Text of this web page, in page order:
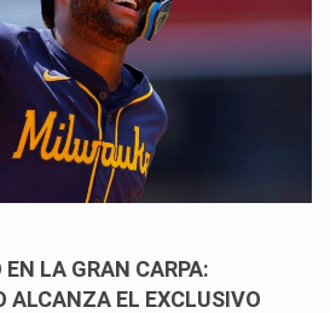
LA GRAN CARPA:
ALCANZA EL EXCLUSIVO